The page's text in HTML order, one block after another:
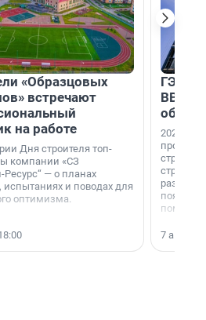
«Образцовых
встречают
на работе
Дня строителя топ-
компании «СЗ
Ресурс“ — о планах
и поводах для
оптимизма.
ГЭС,
ВВП: в
об
2026-й —
раз. В
7